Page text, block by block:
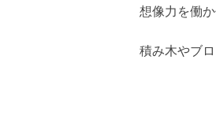
想像力を働
積み木やブ